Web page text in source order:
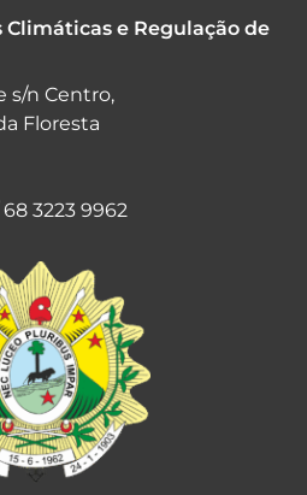
e Regulação de
s/n Centro,
Floresta
3223 9962